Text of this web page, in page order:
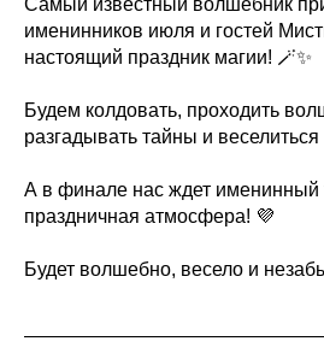
Самый известный волшебник
именинников июля и гостей
настоящий праздник магии! 🪄✨
Будем колдовать, проходить
разгадывать тайны и веселиться
А в финале нас ждет именинный
праздничная атмосфера! 💜
Будет волшебно, весело и